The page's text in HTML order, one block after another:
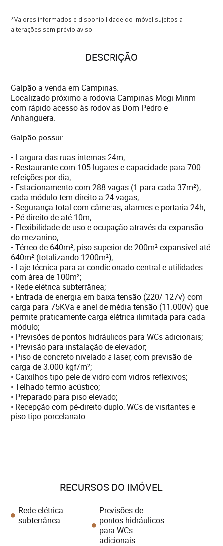
*Valores informados e disponibilidade do imóvel sujeitos a
alterações sem prévio aviso
DESCRIÇÃO
Galpão a venda em Campinas.
Localizado próximo a rodovia Campinas Mogi Mirim
com rápido acesso às rodovias Dom Pedro e
Anhanguera.
Galpão possui:
• Largura das ruas internas 24m;
• Restaurante com 105 lugares e capacidade para 700
refeições por dia;
• Estacionamento com 288 vagas (1 para cada 37m²),
cada módulo tem direito a 24 vagas;
• Segurança total com câmeras, alarmes e portaria 24h;
• Pé-direito de até 10m;
• Flexibilidade de uso e ocupação através da expansão
do mezanino;
• Térreo de 640m², piso superior de 200m² expansível até
640m² (totalizando 1200m²);
• Laje técnica para ar-condicionado central e utilidades
com área de 100m²;
• Rede elétrica subterrânea;
• Entrada de energia em baixa tensão (220/ 127v) com
carga para 75KVa e anel de média tensão (11.000v) que
permite praticamente carga elétrica ilimitada para cada
módulo;
• Previsões de pontos hidráulicos para WCs adicionais;
• Previsão para instalação de elevador;
• Piso de concreto nivelado a laser, com previsão de
carga de 3.000 kgf/m²;
• Caixilhos tipo pele de vidro com vidros reflexivos;
• Telhado termo acústico;
• Preparado para piso elevado;
• Recepção com pé-direito duplo, WCs de visitantes e
piso tipo porcelanato.
RECURSOS DO IMÓVEL
Rede elétrica
subterrânea
Previsões de
pontos hidráulicos
para WCs
adicionais